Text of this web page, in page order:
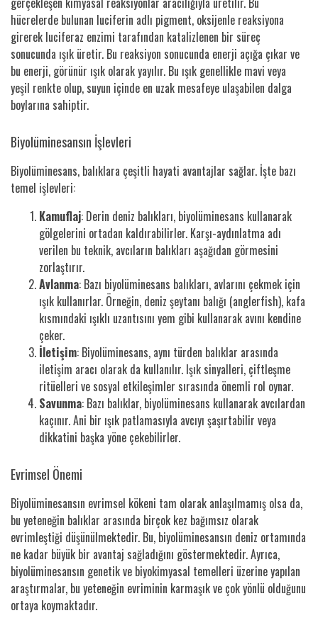
hücrelerde bulunan luciferin adlı pigment, oksijenle reaksiyona
girerek luciferaz enzimi tarafından katalizlenen bir süreç
sonucunda ışık üretir. Bu reaksiyon sonucunda enerji açığa çıkar ve
bu enerji, görünür ışık olarak yayılır. Bu ışık genellikle mavi veya
yeşil renkte olup, suyun içinde en uzak mesafeye ulaşabilen dalga
boylarına sahiptir.
Biyolüminesansın İşlevleri
Biyolüminesans, balıklara çeşitli hayati avantajlar sağlar. İşte bazı
temel işlevleri:
Kamuflaj: Derin deniz balıkları, biyolüminesans kullanarak
gölgelerini ortadan kaldırabilirler. Karşı-aydınlatma adı
verilen bu teknik, avcıların balıkları aşağıdan görmesini
zorlaştırır.
Avlanma: Bazı biyolüminesans balıkları, avlarını çekmek için
ışık kullanırlar. Örneğin, deniz şeytanı balığı (anglerfish), kafa
kısmındaki ışıklı uzantısını yem gibi kullanarak avını kendine
çeker.
İletişim: Biyolüminesans, aynı türden balıklar arasında
iletişim aracı olarak da kullanılır. Işık sinyalleri, çiftleşme
ritüelleri ve sosyal etkileşimler sırasında önemli rol oynar.
Savunma: Bazı balıklar, biyolüminesans kullanarak avcılardan
kaçınır. Ani bir ışık patlamasıyla avcıyı şaşırtabilir veya
dikkatini başka yöne çekebilirler.
Evrimsel Önemi
Biyolüminesansın evrimsel kökeni tam olarak anlaşılmamış olsa da,
bu yeteneğin balıklar arasında birçok kez bağımsız olarak
evrimleştiği düşünülmektedir. Bu, biyolüminesansın deniz ortamında
ne kadar büyük bir avantaj sağladığını göstermektedir. Ayrıca,
biyolüminesansın genetik ve biyokimyasal temelleri üzerine yapılan
araştırmalar, bu yeteneğin evriminin karmaşık ve çok yönlü olduğunu
ortaya koymaktadır.